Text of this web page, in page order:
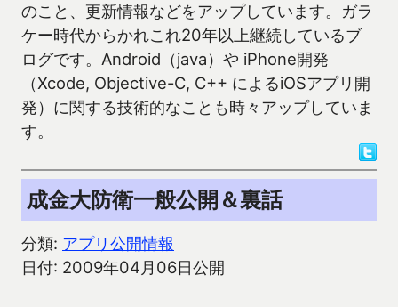
のこと、更新情報などをアップしています。ガラ
ケー時代からかれこれ20年以上継続しているブ
ログです。Android（java）や iPhone開発
（Xcode, Objective-C, C++ によるiOSアプリ開
発）に関する技術的なことも時々アップしていま
す。
成金大防衛一般公開＆裏話
分類: アプリ公開情報
日付: 2009年04月06日公開